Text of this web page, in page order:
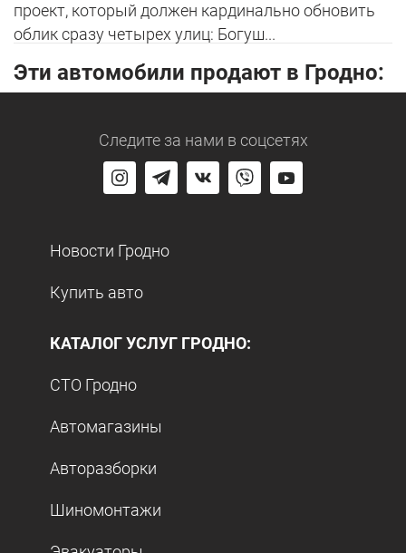
проект, который должен кардинально обновить
облик сразу четырех улиц: Богуш...
Эти автомобили продают в Гродно:
Следите за нами в соцсетях
Новости Гродно
Купить авто
КАТАЛОГ УСЛУГ ГРОДНО:
СТО Гродно
Автомагазины
Авторазборки
Шиномонтажи